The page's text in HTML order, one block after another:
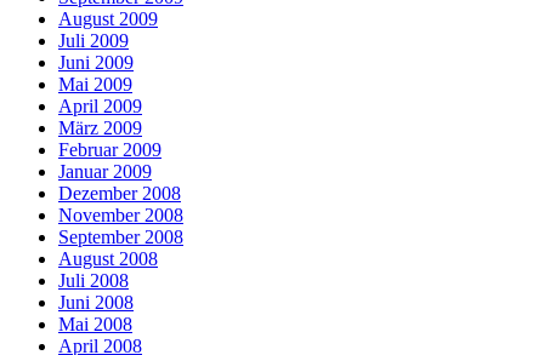
August 2009
Juli 2009
Juni 2009
Mai 2009
April 2009
März 2009
Februar 2009
Januar 2009
Dezember 2008
November 2008
September 2008
August 2008
Juli 2008
Juni 2008
Mai 2008
April 2008